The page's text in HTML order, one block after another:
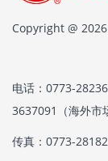
Copyright @
电话：0773-
3637091（海外市
传真：0773-